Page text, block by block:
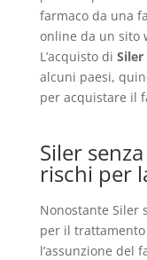
farmaco da una
online da un sito
L’acquisto di
alcuni paesi,
per acquistare il
Siler
rischi per
Nonostante Siler
per il
l’assunzione del